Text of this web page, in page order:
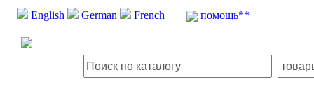
English German French | помощь**